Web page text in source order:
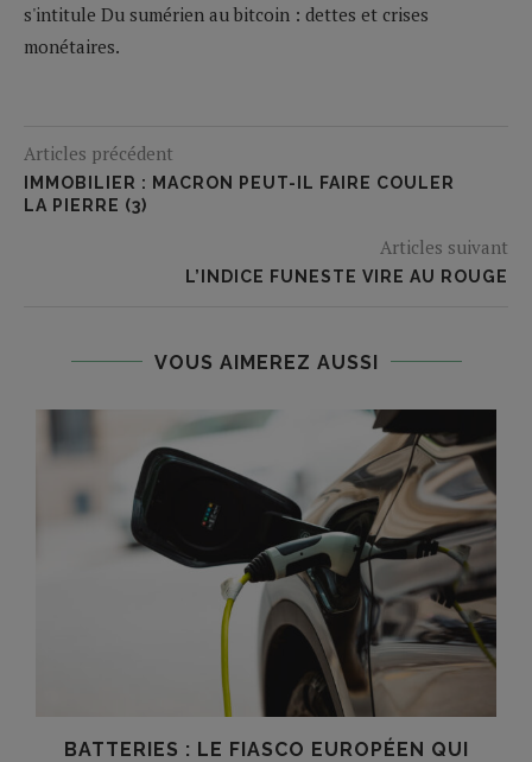
s'intitule Du sumérien au bitcoin : dettes et crises
monétaires.
Articles précédent
IMMOBILIER : MACRON PEUT-IL FAIRE COULER
LA PIERRE (3)
Articles suivant
L’INDICE FUNESTE VIRE AU ROUGE
VOUS AIMEREZ AUSSI
BATTERIES : LE FIASCO EUROPÉEN QUI